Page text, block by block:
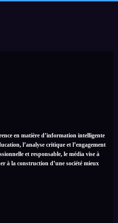
en matière d’information intelligente
l’analyse critique et l’engagement
et responsable, le média vise à
à la construction d’une société mieux